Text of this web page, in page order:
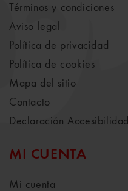
Términos y condiciones
Aviso legal
Política de privacidad
Política de cookies
Mapa del sitio
Contacto
Declaración Accesibilidad
MI CUENTA
Mi cuenta